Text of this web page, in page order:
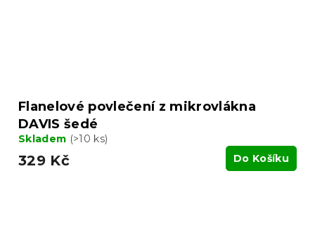
Flanelové povlečení z mikrovlákna
DAVIS šedé
Skladem (>10 ks)
329 Kč Do Košíku